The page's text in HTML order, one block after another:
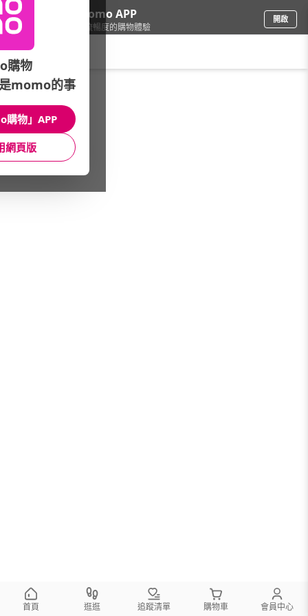
下載momo APP
給你3倍流暢度的購物體驗
開啟
鞋包箱/男包/專櫃品牌
館長推薦 月銷量
首頁 逛逛 追蹤清單 購物車 會員中心
購物
momo的事
購物」APP
網頁版